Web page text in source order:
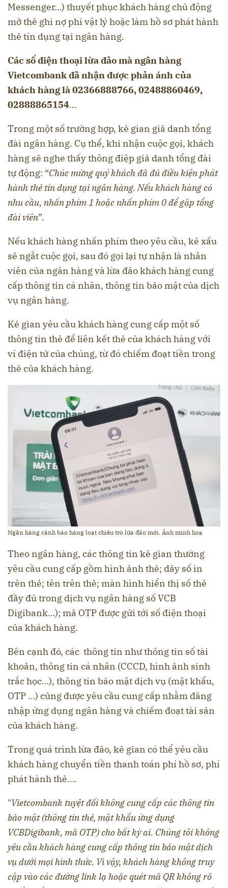
Messenger…) thuyết phục khách hàng chủ động
mở thẻ ghi nợ phi vật lý hoặc làm hồ sơ phát hành
thẻ tín dụng tại ngân hàng.
Các số điện thoại lừa đảo mà ngân hàng
Vietcombank đã nhận được phản ánh của
khách hàng là 02366888766, 02488860469,
02888865154…
Trong một số trường hợp, kẻ gian giả danh tổng
đài ngân hàng. Cụ thể, khi nhận cuộc gọi, khách
hàng sẽ nghe thấy thông điệp giả danh tổng đài
tự động: “Chúc mừng quý khách đã đủ điều kiện phát
hành thẻ tín dụng tại ngân hàng. Nếu khách hàng có
nhu cầu, nhấn phím 1 hoặc nhấn phím 0 để gặp tổng
đài viên”.
Nếu khách hàng nhấn phím theo yêu cầu, kẻ xấu
sẽ ngắt cuộc gọi, sau đó gọi lại tự nhận là nhân
viên của ngân hàng và lừa đảo khách hàng cung
cấp thông tin cá nhân, thông tin bảo mật của dịch
vụ ngân hàng.
Kẻ gian yêu cầu khách hàng cung cấp một số
thông tin thẻ để liên kết thẻ của khách hàng với
ví điện tử của chúng, từ đó chiếm đoạt tiền trong
thẻ của khách hàng.
Ngân hàng cảnh báo hàng loạt chiêu trò lừa đảo mới. Ảnh minh hoạ
Theo ngân hàng, các thông tin kẻ gian thường
yêu cầu cung cấp gồm hình ảnh thẻ; dãy số in
trên thẻ; tên trên thẻ; màn hình hiển thị số thẻ
đầy đủ trong dịch vụ ngân hàng số VCB
Digibank…); mã OTP được gửi tới số điện thoại
của khách hàng.
Bên cạnh đó, các thông tin như thông tin số tài
khoản, thông tin cá nhân (CCCD, hình ảnh sinh
trắc học…), thông tin bảo mật dịch vụ (mật khẩu,
OTP …) cũng được yêu cầu cung cấp nhằm đăng
nhập ứng dụng ngân hàng và chiếm đoạt tài sản
của khách hàng.
Trong quá trình lừa đảo, kẻ gian có thể yêu cầu
khách hàng chuyển tiền thanh toán phí hồ sơ, phí
phát hành thẻ….
"Vietcombank tuyệt đối không cung cấp các thông tin
bảo mật (thông tin thẻ, mật khẩu ứng dụng
VCBDigibank, mã OTP) cho bất kỳ ai. Chúng tôi không
yêu cầu khách hàng cung cấp thông tin bảo mật dịch
vụ dưới mọi hình thức. Vì vậy, khách hàng không truy
cập vào các đường link lạ hoặc quét mã QR không rõ